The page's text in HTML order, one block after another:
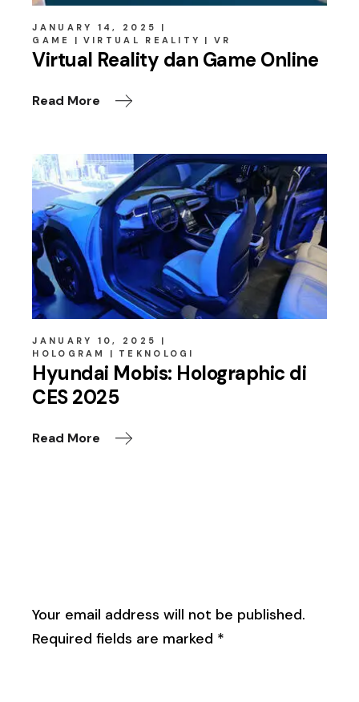
JANUARY 14, 2025
GAME
VIRTUAL REALITY VR
Virtual Reality dan Game Online
Read More
JANUARY 10, 2025
HOLOGRAM
TEKNOLOGI
Hyundai Mobis: Holographic di
CES 2025
Read More
Your email address will not be published.
Required fields are marked *